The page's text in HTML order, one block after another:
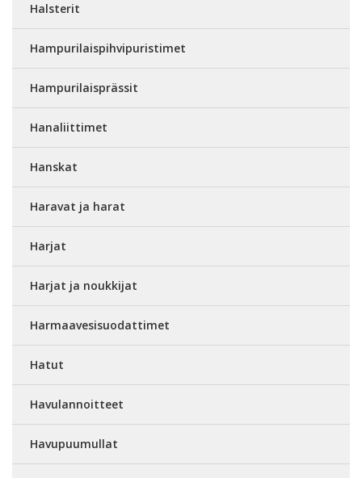
Halsterit
Hampurilaispihvipuristimet
Hampurilaisprässit
Hanaliittimet
Hanskat
Haravat ja harat
Harjat
Harjat ja noukkijat
Harmaavesisuodattimet
Hatut
Havulannoitteet
Havupuumullat